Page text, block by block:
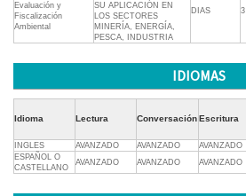
Evaluación y
Fiscalización
Ambiental
SU APLICACIÓN EN
LOS SECTORES
MINERÍA, ENERGÍA,
PESCA, INDUSTRIA
DIAS 3
IDIOMAS
Idioma Lectura ConversaciónEscritura
INGLES AVANZADO AVANZADO AVANZADO
ESPAÑOL O
CASTELLANO
AVANZADO AVANZADO AVANZADO